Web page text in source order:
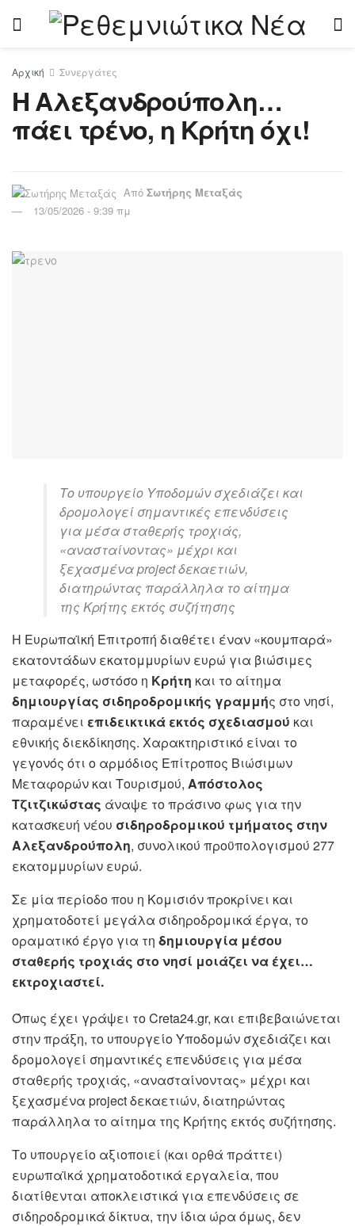
Αρχική Συνεργάτες
Η Αλεξανδρούπολη…
πάει τρένο, η Κρήτη όχι!
Από Σωτήρης Μεταξάς
13/05/2026 - 9:39 πμ
Το υπουργείο Υποδομών σχεδιάζει και
δρομολογεί σημαντικές επενδύσεις
για μέσα σταθερής τροχιάς,
«ανασταίνοντας» μέχρι και
ξεχασμένα project δεκαετιών,
διατηρώντας παράλληλα το αίτημα
της Κρήτης εκτός συζήτησης
Η Ευρωπαϊκή Επιτροπή διαθέτει έναν «κουμπαρά»
εκατοντάδων εκατομμυρίων ευρώ για βιώσιμες
μεταφορές, ωστόσο η Κρήτη και το αίτημα
δημιουργίας σιδηροδρομικής γραμμής στο νησί,
παραμένει επιδεικτικά εκτός σχεδιασμού και
εθνικής διεκδίκησης. Χαρακτηριστικό είναι το
γεγονός ότι ο αρμόδιος Επίτροπος Βιώσιμων
Μεταφορών και Τουρισμού, Απόστολος
Τζιτζικώστας άναψε το πράσινο φως για την
κατασκευή νέου σιδηροδρομικού τμήματος στην
Αλεξανδρούπολη, συνολικού προϋπολογισμού 277
εκατομμυρίων ευρώ.
Σε μία περίοδο που η Κομισιόν προκρίνει και
χρηματοδοτεί μεγάλα σιδηροδρομικά έργα, το
οραματικό έργο για τη δημιουργία μέσου
σταθερής τροχιάς στο νησί μοιάζει να έχει…
εκτροχιαστεί.
Όπως έχει γράψει το Creta24.gr, και επιβεβαιώνεται
στην πράξη, το υπουργείο Υποδομών σχεδιάζει και
δρομολογεί σημαντικές επενδύσεις για μέσα
σταθερής τροχιάς, «ανασταίνοντας» μέχρι και
ξεχασμένα project δεκαετιών, διατηρώντας
παράλληλα το αίτημα της Κρήτης εκτός συζήτησης.
Το υπουργείο αξιοποιεί (και ορθά πράττει)
ευρωπαϊκά χρηματοδοτικά εργαλεία, που
διατίθενται αποκλειστικά για επενδύσεις σε
σιδηροδρομικά δίκτυα, την ίδια ώρα όμως, δεν